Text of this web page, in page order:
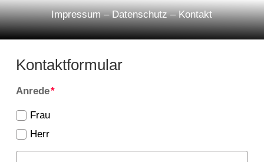
Impressum–Datenschutz–Kontakt
Kontaktformular
Anrede
Frau
Herr